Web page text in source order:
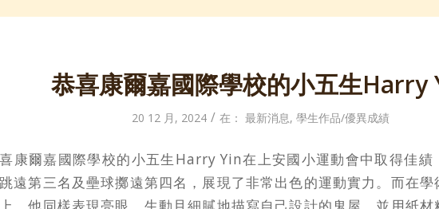
恭喜康爾嘉國際學校的小五生Harry
20 12 月, 2024 / 在： 最新消息, 學生作品/優異成績
康爾嘉國際學校的小五生Harry Yin在上安國小運動會中取得佳績
遠第三名及壘球擲遠第四名，展現了非常出色的運動實力。而在
，他同樣表現亮眼，生動且細膩地描寫自己設計的鬼屋，並用紙